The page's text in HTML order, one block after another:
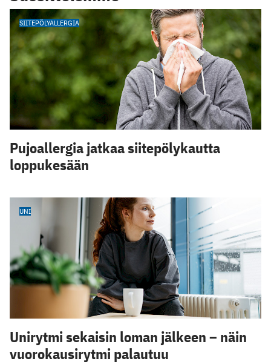
SIITEPÖLYALLERGIA
Pujoallergia jatkaa siitepölykautta
loppukesään
UNI
Unirytmi sekaisin loman jälkeen – näin
vuorokausirytmi palautuu